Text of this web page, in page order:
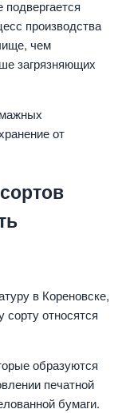
производства
чем
загрязняющих
от
в Кореновске,
относятся
образуются
печатной
бумаги.